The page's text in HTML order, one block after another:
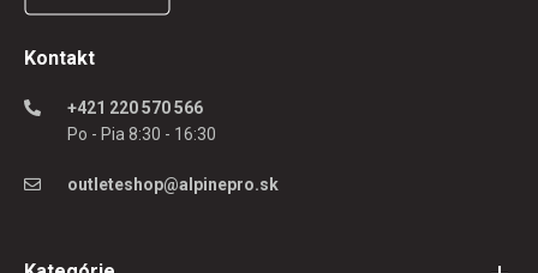
Kontakt
+421 220 570 566
Po - Pia 8:30 - 16:30
outleteshop@alpinepro.sk